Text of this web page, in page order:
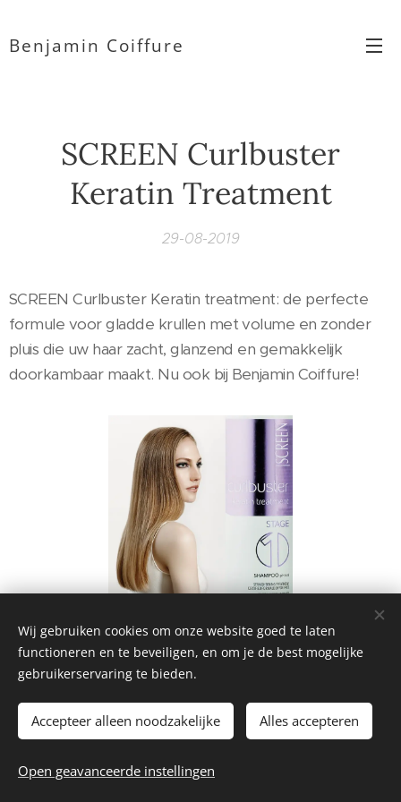
Benjamin Coiffure
SCREEN Curlbuster
Keratin Treatment
29-08-2019
SCREEN Curlbuster Keratin treatment: de perfecte
formule voor gladde krullen met volume en zonder
pluis die uw haar zacht, glanzend en gemakkelijk
doorkambaar maakt. Nu ook bij Benjamin Coiffure!
Share
Website bydry.media
Wij gebruiken cookies om onze website goed te laten
functioneren en te beveiligen, en om je de best mogelijke
gebruikerservaring te bieden.
Accepteer alleen noodzakelijke Alles accepteren
Open geavanceerde instellingen